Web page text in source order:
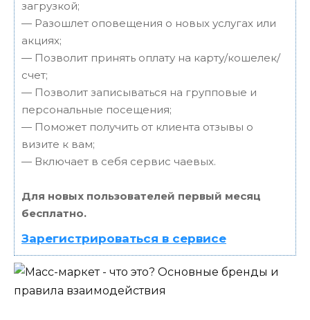
загрузкой;
— Разошлет оповещения о новых услугах или
акциях;
— Позволит принять оплату на карту/кошелек/
счет;
— Позволит записываться на групповые и
персональные посещения;
— Поможет получить от клиента отзывы о
визите к вам;
— Включает в себя сервис чаевых.
Для новых пользователей первый месяц
бесплатно.
Зарегистрироваться в сервисе